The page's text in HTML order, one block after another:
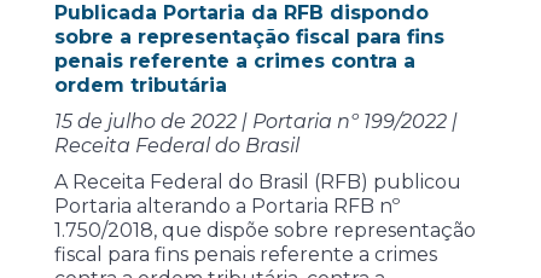
Publicada Portaria da RFB dispondo
sobre a representação fiscal para fins
penais referente a crimes contra a
ordem tributária
15 de julho de 2022 | Portaria nº 199/2022 |
Receita Federal do Brasil
A Receita Federal do Brasil (RFB) publicou
Portaria alterando a Portaria RFB nº
1.750/2018, que dispõe sobre representação
fiscal para fins penais referente a crimes